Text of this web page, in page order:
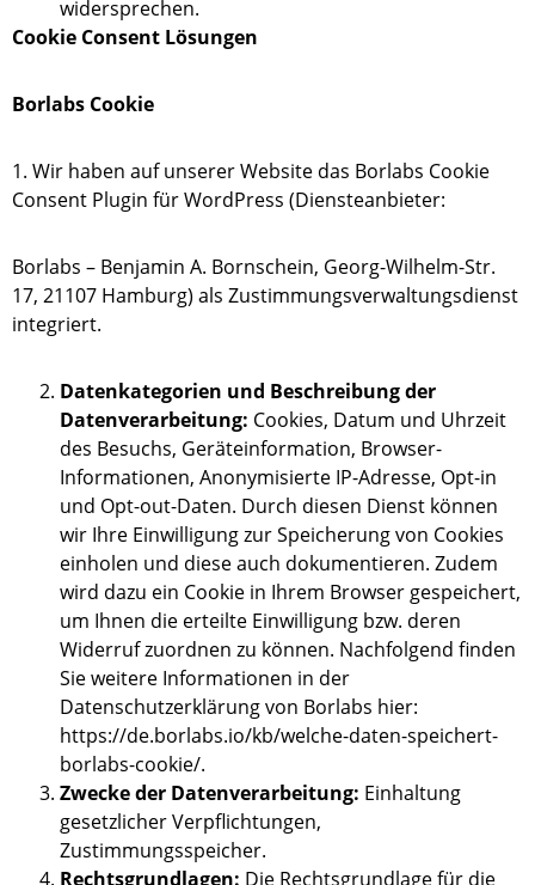
widersprechen.
Cookie Consent Lösungen
Borlabs Cookie
1. Wir haben auf unserer Website das Borlabs Cookie
Consent Plugin für WordPress (Diensteanbieter:
Borlabs – Benjamin A. Bornschein, Georg-Wilhelm-Str.
17, 21107 Hamburg) als Zustimmungsverwaltungsdienst
integriert.
Datenkategorien und Beschreibung der
Datenverarbeitung: Cookies, Datum und Uhrzeit
des Besuchs, Geräteinformation, Browser-
Informationen, Anonymisierte IP-Adresse, Opt-in
und Opt-out-Daten. Durch diesen Dienst können
wir Ihre Einwilligung zur Speicherung von Cookies
einholen und diese auch dokumentieren. Zudem
wird dazu ein Cookie in Ihrem Browser gespeichert,
um Ihnen die erteilte Einwilligung bzw. deren
Widerruf zuordnen zu können. Nachfolgend finden
Sie weitere Informationen in der
Datenschutzerklärung von Borlabs hier:
https://de.borlabs.io/kb/welche-daten-speichert-
borlabs-cookie/.
Zwecke der Datenverarbeitung: Einhaltung
gesetzlicher Verpflichtungen,
Zustimmungsspeicher.
Rechtsgrundlagen: Die Rechtsgrundlage für die